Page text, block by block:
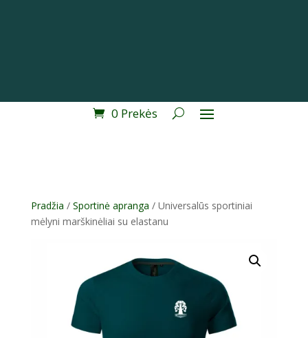
0 Prekės
Pradžia / Sportinė apranga / Universalūs sportiniai
mėlyni marškinėliai su elastanu